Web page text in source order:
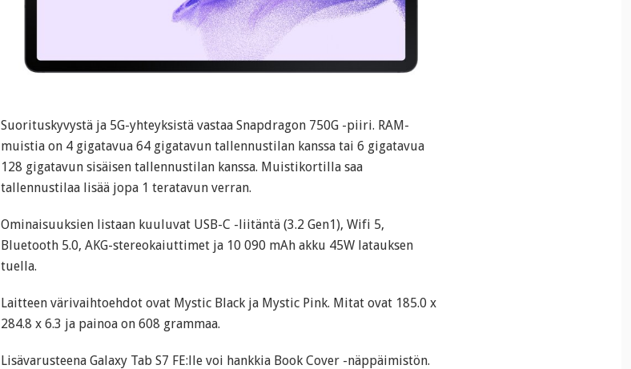
Suorituskyvystä ja 5G-yhteyksistä vastaa Snapdragon 750G -piiri. RAM-
muistia on 4 gigatavua 64 gigatavun tallennustilan kanssa tai 6 gigatavua
128 gigatavun sisäisen tallennustilan kanssa. Muistikortilla saa
tallennustilaa lisää jopa 1 teratavun verran.
Ominaisuuksien listaan kuuluvat USB-C -liitäntä (3.2 Gen1), Wifi 5,
Bluetooth 5.0, AKG-stereokaiuttimet ja 10 090 mAh akku 45W latauksen
tuella.
Laitteen värivaihtoehdot ovat Mystic Black ja Mystic Pink. Mitat ovat 185.0 x
284.8 x 6.3 ja painoa on 608 grammaa.
Lisävarusteena Galaxy Tab S7 FE:lle voi hankkia Book Cover -näppäimistön.